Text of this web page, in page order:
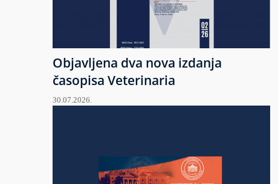
Objavljena dva nova izdanja
časopisa Veterinaria
30.07.2026.